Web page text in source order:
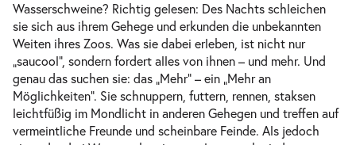
Drei Wasserschweine brennen durch-
Sa.
Sa. 10.04.2027
17:00–18:15 Uhr
Tickets
Wasserschweine? Richtig gelesen: Des Nachts schleichen
sie sich aus ihrem Gehege und erkunden die unbekannten
Weiten ihres Zoos. Was sie dabei erleben, ist nicht nur
„saucool“, sondern fordert alles von ihnen – und mehr. Und
genau das suchen sie: das „Mehr“ – ein „Mehr an
Möglichkeiten“. Sie schnuppern, futtern, rennen, staksen
leichtfüßig im Mondlicht in anderen Gehegen und treffen auf
vermeintliche Freunde und scheinbare Feinde. Als jedoch